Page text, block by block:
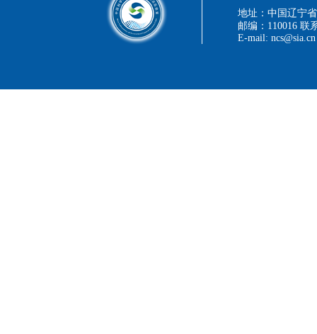
地址：中国辽宁
邮编：110016 联
E-mail: ncs@sia.cn